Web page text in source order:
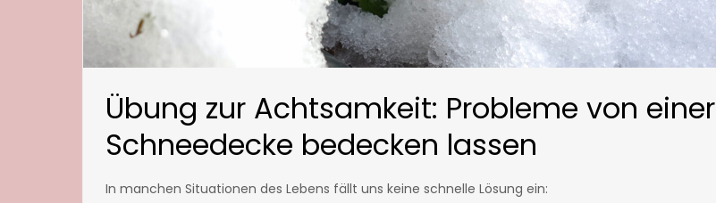
Übung zur Achtsamkeit: Probleme von einer
Schneedecke bedecken lassen
In manchen Situationen des Lebens fällt uns keine schnelle Lösung ein: